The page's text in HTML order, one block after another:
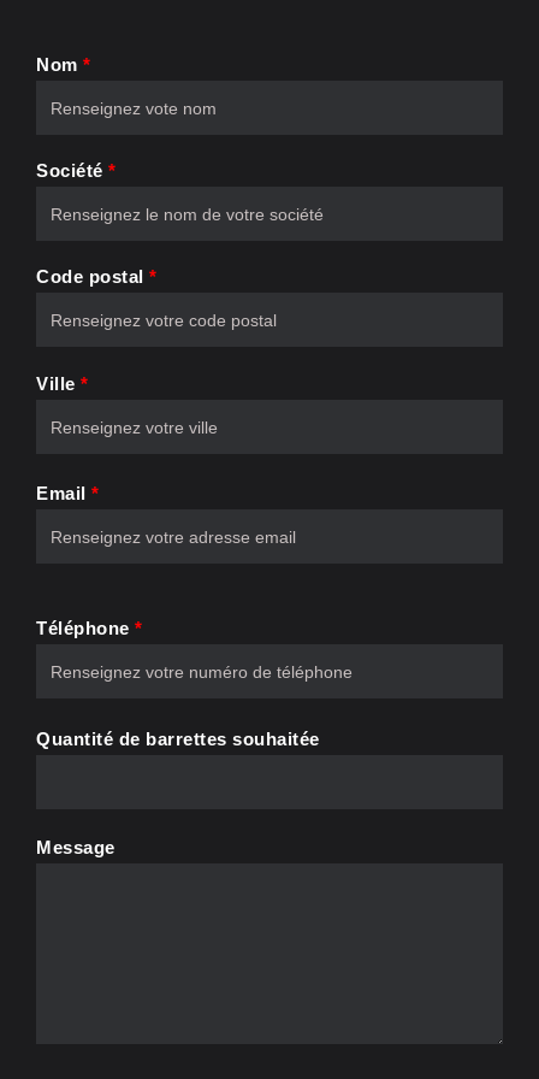
Nom *
Société *
Code postal *
Ville *
Email *
Téléphone *
Quantité de barrettes souhaitée
Message